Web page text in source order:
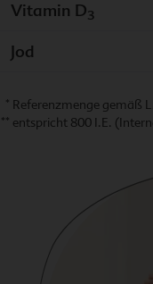
Vitamin D3
Jod
Referenzmenge gemäß
entspricht 800 I.E.